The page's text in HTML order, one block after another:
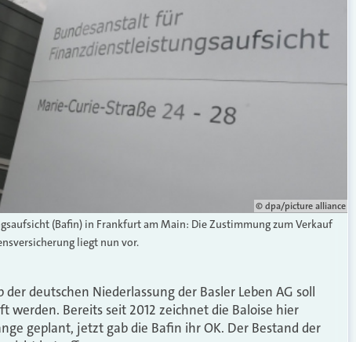
© dpa/picture alliance
(Bafin) in Frankfurt am Main: Die Zustimmung zum Verkauf
liegt nun vor.
deutschen Niederlassung der Basler Leben AG soll
werden. Bereits seit 2012 zeichnet die Baloise hier
geplant, jetzt gab die Bafin ihr OK. Der Bestand der